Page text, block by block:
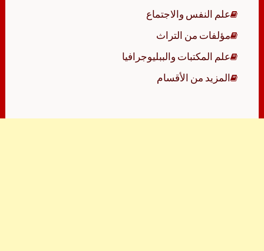
علم النفس والاجتماع
مؤلفات من التراث
علم المكتبات والببليوجرافيا
المزيد من الأقسام